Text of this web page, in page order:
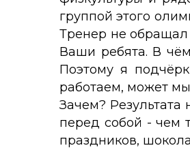
группой этого
Тренер не обращал
Ваши ребята. В
Поэтому я
работаем, может
Зачем?
перед собой - чем
праздников,